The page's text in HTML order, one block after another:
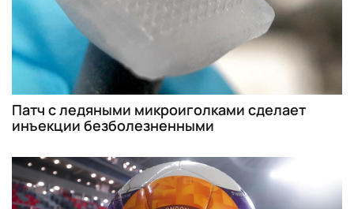
Патч с ледяными микроиголками сделает
инъекции безболезненными